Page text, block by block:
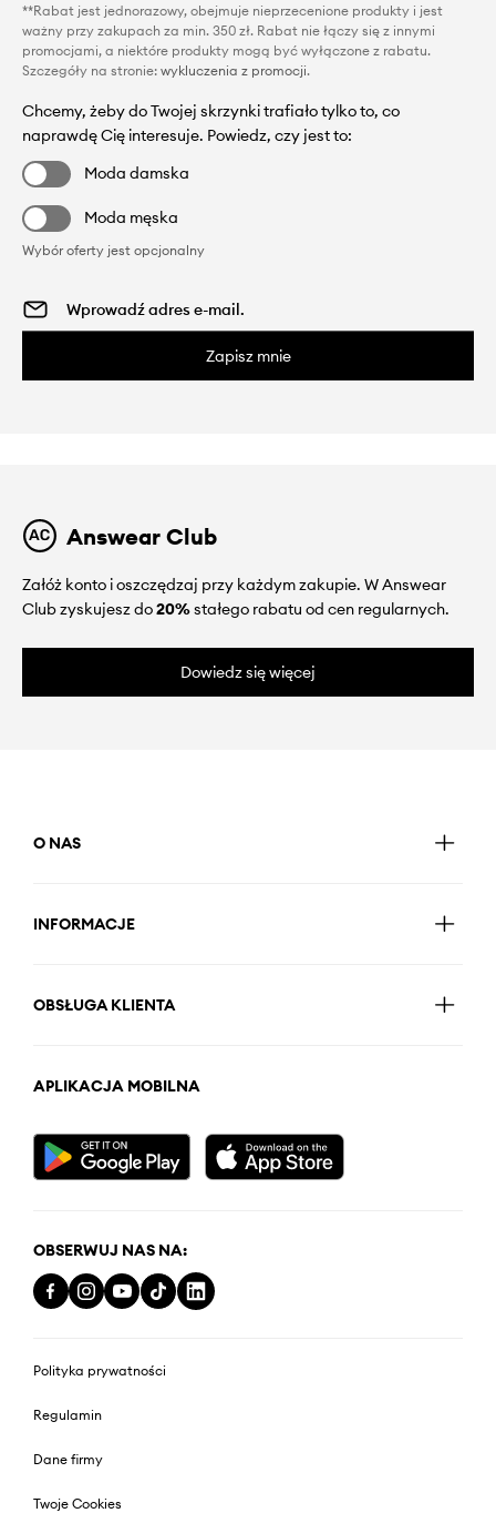
**Rabat jest jednorazowy, obejmuje nieprzecenione produkty i jest
ważny przy zakupach za min. 350 zł. Rabat nie łączy się z innymi
promocjami, a niektóre produkty mogą być wyłączone z rabatu.
Szczegóły na stronie: wykluczenia z promocji.
Chcemy, żeby do Twojej skrzynki trafiało tylko to, co
naprawdę Cię interesuje. Powiedz, czy jest to:
Moda damska
Moda męska
Wybór oferty jest opcjonalny
Zapisz mnie
Answear Club
Załóż konto i oszczędzaj przy każdym zakupie. W Answear
Club zyskujesz do20%stałego rabatu od cen regularnych.
Dowiedz się więcej
O NAS
INFORMACJE
OBSŁUGA KLIENTA
APLIKACJA MOBILNA
OBSERWUJ NAS NA:
Polityka prywatności
Regulamin
Dane firmy
Twoje Cookies